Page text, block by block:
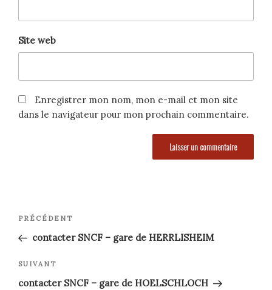
Site web
Enregistrer mon nom, mon e-mail et mon site
dans le navigateur pour mon prochain commentaire.
Navigation
de
l’article
Article
précédent
PRÉCÉDENT
contacter SNCF – gare de HERRLISHEIM
Article
suivant
SUIVANT
contacter SNCF – gare de HOELSCHLOCH